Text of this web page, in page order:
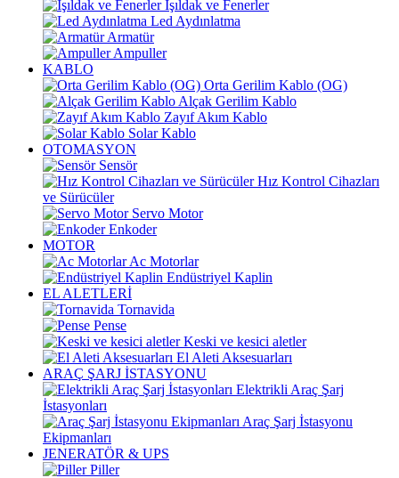
Işıldak ve Fenerler
Led Aydınlatma
Armatür
Ampuller
KABLO
Orta Gerilim Kablo (OG)
Alçak Gerilim Kablo
Zayıf Akım Kablo
Solar Kablo
OTOMASYON
Sensör
Hız Kontrol Cihazları
ve Sürücüler
Servo Motor
Enkoder
MOTOR
Ac Motorlar
Endüstriyel Kaplin
EL ALETLERİ
Tornavida
Pense
Keski ve kesici aletler
El Aleti Aksesuarları
ARAÇ ŞARJ İSTASYONU
Elektrikli Araç Şarj
İstasyonları
Araç Şarj İstasyonu
Ekipmanları
JENERATÖR & UPS
Piller